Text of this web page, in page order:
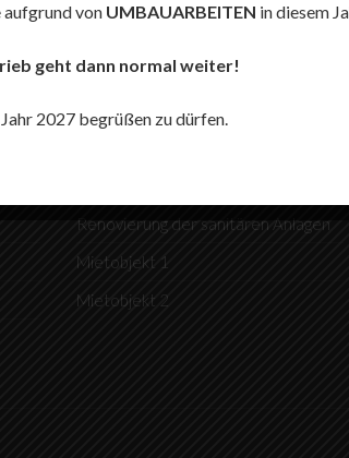
Renovierung der sanitären Anlagen
Mietobjekt 1
Mietobjekt 2
von UMBAUARBEITEN in diesem
geht dann normal weiter!
2027 begrüßen zu dürfen.